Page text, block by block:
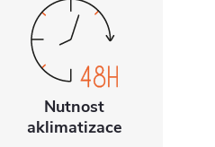
Nutnost
aklimatizace